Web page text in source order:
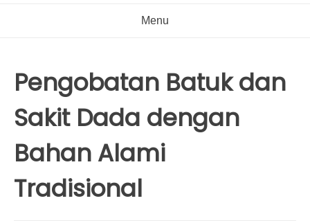
Menu
Pengobatan Batuk dan
Sakit Dada dengan
Bahan Alami
Tradisional